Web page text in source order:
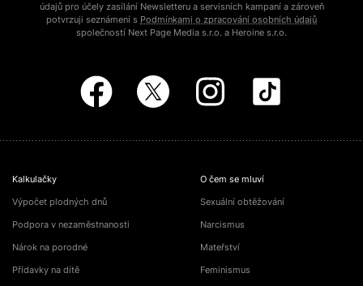
údajů pro účely zasílání Newsletteru a servisních kampaní a zároveň
potvrzuji seznámení s Podmínkami o zpracování osobních údajů
společností Next Page Media s.r.o. a Heroine s.r.o.
Kalkulačky
Výpočet plodných dnů
Podpora v nezaměstnanosti
Nárok na porodné
Přídavky na dítě
O čem se mluví
Sexuální obtěžování
Narcismus
Mateřství
Feminismus